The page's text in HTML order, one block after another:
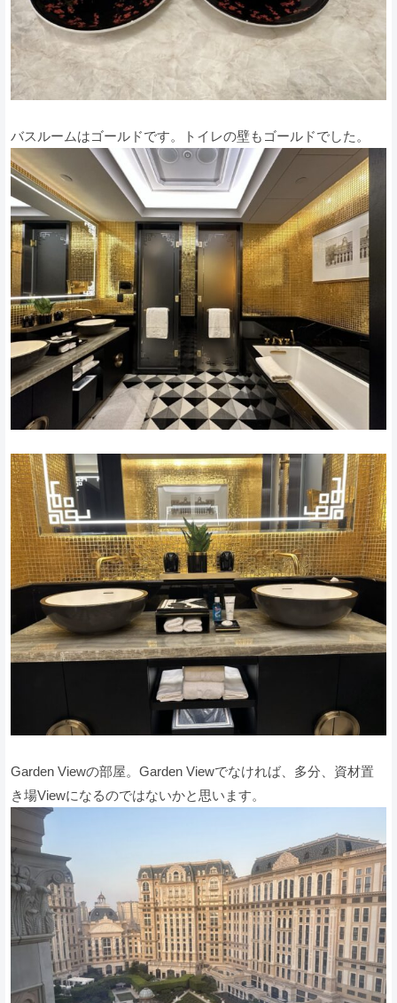
バスルームはゴールドです。トイレの壁もゴールドでした。
Garden Viewの部屋。Garden Viewでなければ、多分、資材置
き場Viewになるのではないかと思います。